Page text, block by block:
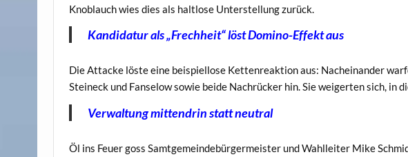
Knoblauch wies dies als haltlose Unterstellung zurück.
Kandidatur als „Frechheit“ löst Domino-Effekt aus
Die Attacke löste eine beispiellose Kettenreaktion aus: Nacheinander
Steineck und Fanselow sowie beide Nachrücker hin. Sie weigerten sich,
Verwaltung mittendrin statt neutral
Öl ins Feuer goss Samtgemeindebürgermeister und Wahlleiter Mike